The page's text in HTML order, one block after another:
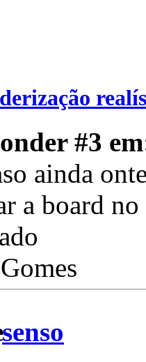
#3
ainda
a board
senso